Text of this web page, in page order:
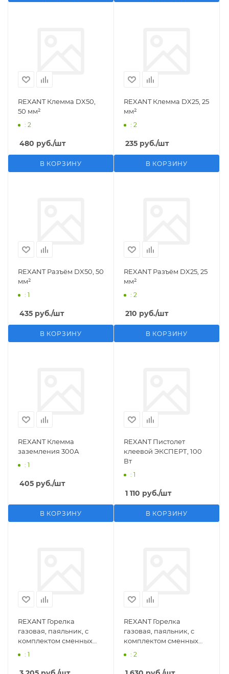
REXANT Клемма DX50,
50 мм²
: 2
480 руб./шт
В КОРЗИНУ
REXANT Клемма DX25, 25
мм²
: 2
235 руб./шт
В КОРЗИНУ
REXANT Разъём DX50, 50
мм²
: 1
435 руб./шт
В КОРЗИНУ
REXANT Разъём DX25, 25
мм²
: 2
210 руб./шт
В КОРЗИНУ
REXANT Клемма
заземления 300А
: 1
405 руб./шт
В КОРЗИНУ
REXANT Пистолет
клеевой ЭКСПЕРТ, 100
Вт
: 1
1 110 руб./шт
В КОРЗИНУ
REXANT Горелка
газовая, паяльник, с
комплектом сменных
насадок, 11 предметов
: 1
REXANT Горелка
газовая, паяльник, с
комплектом сменных
насадок, 3 предмета
: 2